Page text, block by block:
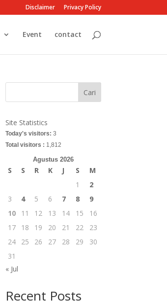
Disclaimer Privacy Policy
Event contact
Cari
Site Statistics
Today's visitors:3
Total visitors : 1,812
Agustus 2026
S S R K J S
M
1
2
3
4 5 6 7 8
9
10
11 12 13 14 15
16
17
18 19 20 21 22
23
24
25 26 27 28 29
30
31
« Jul
Recent Posts